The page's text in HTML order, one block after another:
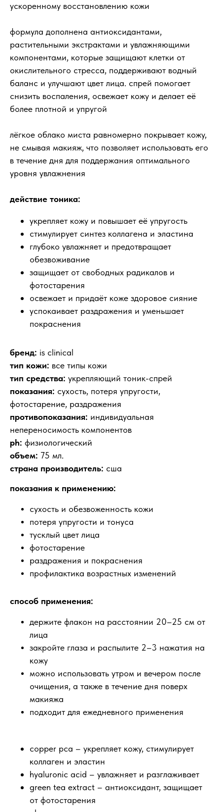
ускоренному восстановлению кожи
формула дополнена антиоксидантами,
растительными экстрактами и увлажняющими
компонентами, которые защищают клетки от
окислительного стресса, поддерживают водный
баланс и улучшают цвет лица. спрей помогает
снизить воспаления, освежает кожу и делает её
более плотной и упругой
лёгкое облако миста равномерно покрывает кожу,
не смывая макияж, что позволяет использовать его
в течение дня для поддержания оптимального
уровня увлажнения
действие тоника:
укрепляет кожу и повышает её упругость
стимулирует синтез коллагена и эластина
глубоко увлажняет и предотвращает
обезвоживание
защищает от свободных радикалов и
фотостарения
освежает и придаёт коже здоровое сияние
успокаивает раздражения и уменьшает
покраснения
бренд: is clinical
тип кожи: все типы кожи
тип средства: укрепляющий тоник-спрей
показания: сухость, потеря упругости,
фотостарение, раздражения
противопоказания: индивидуальная
непереносимость компонентов
ph: физиологический
объем: 75 мл.
страна производитель: сша
показания к применению:
сухость и обезвоженность кожи
потеря упругости и тонуса
тусклый цвет лица
фотостарение
раздражения и покраснения
профилактика возрастных изменений
способ применения:
держите флакон на расстоянии 20–25 см от
лица
закройте глаза и распылите 2–3 нажатия на
кожу
можно использовать утром и вечером после
очищения, а также в течение дня поверх
макияжа
подходит для ежедневного применения
copper pca – укрепляет кожу, стимулирует
коллаген и эластин
hyaluronic acid – увлажняет и разглаживает
green tea extract – антиоксидант, защищает
от фотостарения